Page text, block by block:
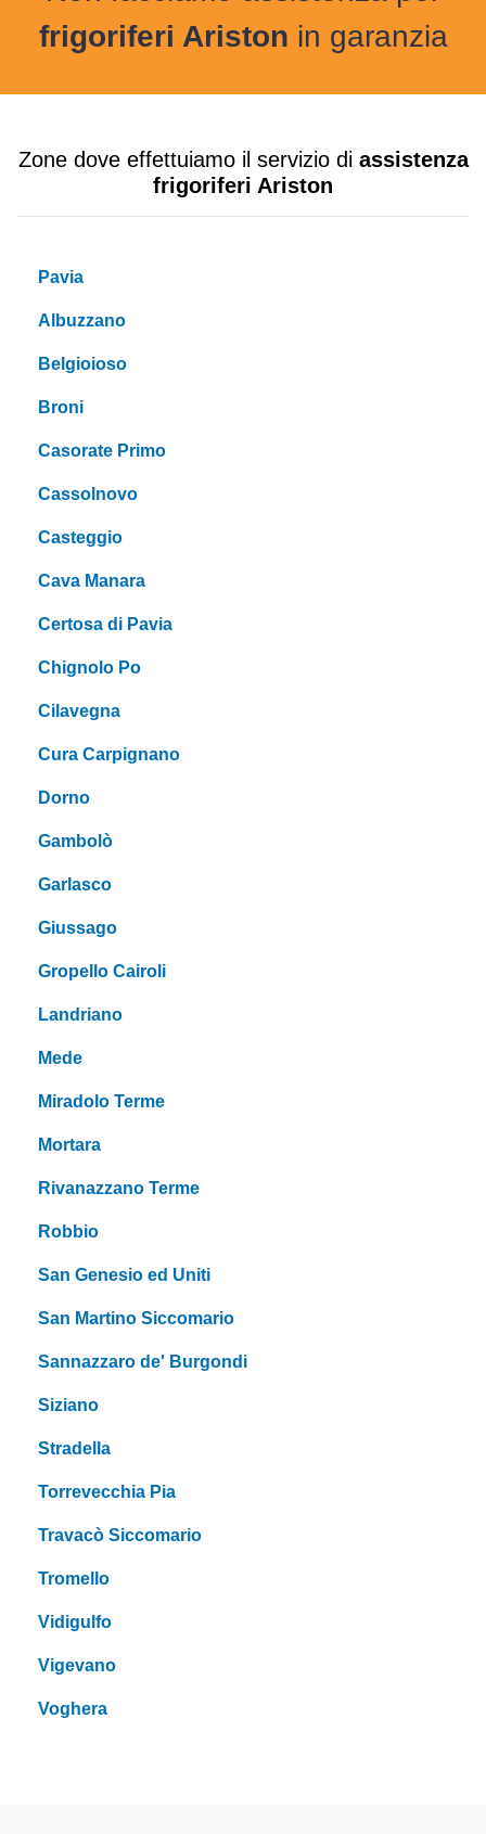
frigoriferi Ariston in garanzia
Zone dove effettuiamo il servizio di assistenza
frigoriferi Ariston
Pavia
Albuzzano
Belgioioso
Broni
Casorate Primo
Cassolnovo
Casteggio
Cava Manara
Certosa di Pavia
Chignolo Po
Cilavegna
Cura Carpignano
Dorno
Gambolò
Garlasco
Giussago
Gropello Cairoli
Landriano
Mede
Miradolo Terme
Mortara
Rivanazzano Terme
Robbio
San Genesio ed Uniti
San Martino Siccomario
Sannazzaro de' Burgondi
Siziano
Stradella
Torrevecchia Pia
Travacò Siccomario
Tromello
Vidigulfo
Vigevano
Voghera